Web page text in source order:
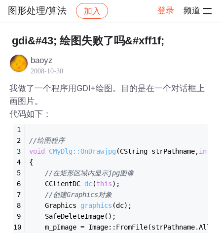
图形处理/算法 加入 登录 频道
社区 图形处理/算法 帖子详情
gdi&#43; 绘图失败了吗&#xff1f;
baoyz
2008-10-30
我做了一个程序用GDI+绘图。目的是在一个对话框上
画图片。
代码如下：
//绘图程序
void
CMyDlg::OnDrawjpg (CString strPathname,int
{
//在矩形区域内显示jpg图像
CClientDC dc(this) ;
//创建Graphics对象
Graphics graphics (dc) ;
	SafeDeleteImage();
m_pImage =